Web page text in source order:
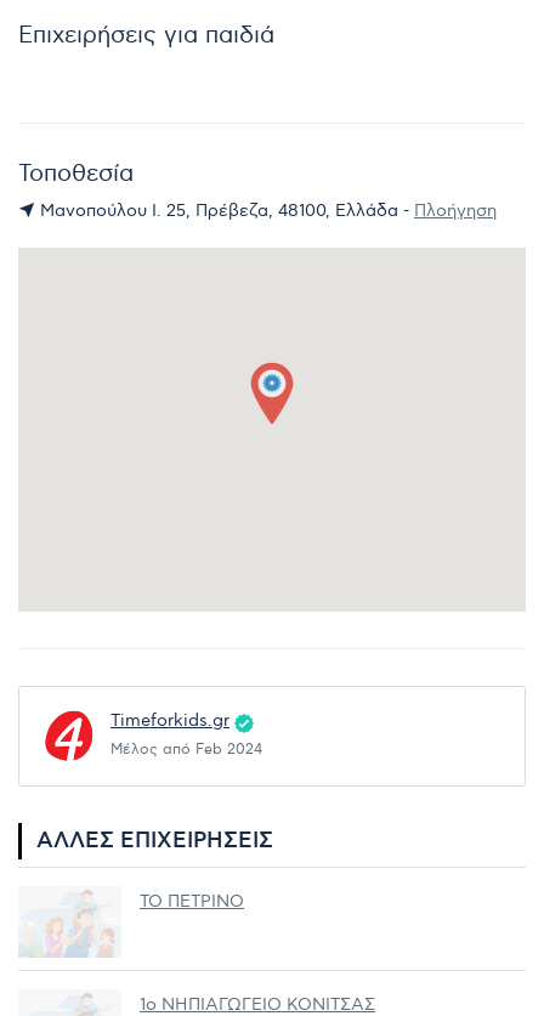
Επιχειρήσεις για παιδιά
Τοποθεσία
Μανοπούλου Ι. 25, Πρέβεζα, 48100, Ελλάδα - Πλοήγηση
Timeforkids.gr
Μέλος από Feb 2024
ΆΛΛΕΣ ΕΠΙΧΕΙΡΉΣΕΙΣ
ΤΟ ΠΕΤΡΙΝΟ
1ο ΝΗΠΙΑΓΩΓΕΙΟ ΚΟΝΙΤΣΑΣ